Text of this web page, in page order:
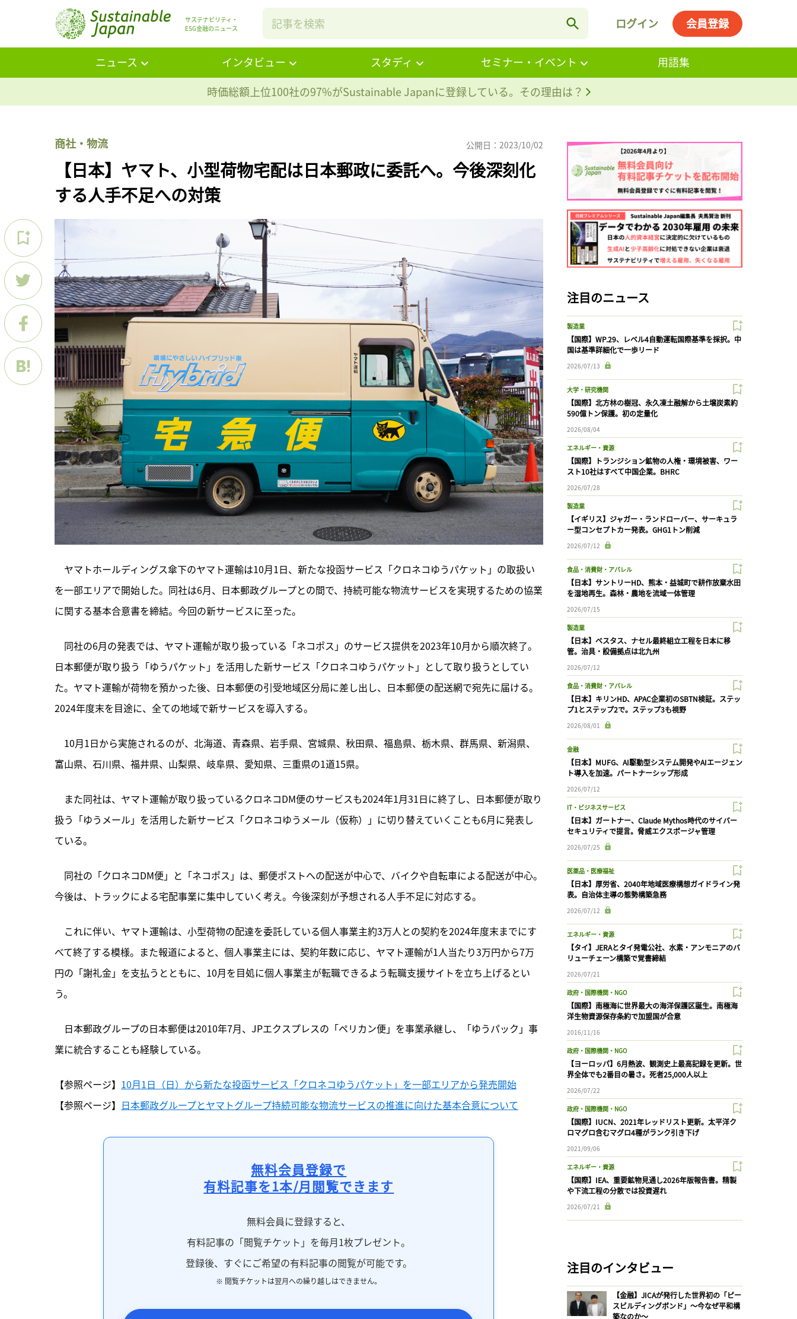
サステナビリティ・
ESG金融のニュース
ログイン 会員登録
ニュース インタビュー スタディ セミナー・イベント
用語集
時価総額上位100社の97%がSustainable Japanに登録している。その理由は？
商社・物流 公開日：2023/10/02
【日本】ヤマト、小型荷物宅配は日本郵政に委託へ。今後深刻化
する人手不足への対策
ヤマトホールディングス傘下のヤマト運輸は10月1日、新たな投函サービス「クロネコゆうパケット」の取扱い
を一部エリアで開始した。同社は6月、日本郵政グループとの間で、持続可能な物流サービスを実現するための協業
に関する基本合意書を締結。今回の新サービスに至った。
同社の6月の発表では、ヤマト運輸が取り扱っている「ネコポス」のサービス提供を2023年10月から順次終了。
日本郵便が取り扱う「ゆうパケット」を活用した新サービス「クロネコゆうパケット」として取り扱うとしてい
た。ヤマト運輸が荷物を預かった後、日本郵便の引受地域区分局に差し出し、日本郵便の配送網で宛先に届ける。
2024年度末を目途に、全ての地域で新サービスを導入する。
10月1日から実施されるのが、北海道、青森県、岩手県、宮城県、秋田県、福島県、栃木県、群馬県、新潟県、
富山県、石川県、福井県、山梨県、岐阜県、愛知県、三重県の1道15県。
また同社は、ヤマト運輸が取り扱っているクロネコDM便のサービスも2024年1月31日に終了し、日本郵便が取り
扱う「ゆうメール」を活用した新サービス「クロネコゆうメール（仮称）」に切り替えていくことも6月に発表し
ている。
同社の「クロネコDM便」と「ネコポス」は、郵便ポストへの配送が中心で、バイクや自転車による配送が中心。
今後は、トラックによる宅配事業に集中していく考え。今後深刻が予想される人手不足に対応する。
これに伴い、ヤマト運輸は、小型荷物の配達を委託している個人事業主約3万人との契約を2024年度末までにす
べて終了する模様。また報道によると、個人事業主には、契約年数に応じ、ヤマト運輸が1人当たり3万円から7万
円の「謝礼金」を支払うとともに、10月を目処に個人事業主が転職できるよう転職支援サイトを立ち上げるとい
う。
日本郵政グループの日本郵便は2010年7月、JPエクスプレスの「ペリカン便」を事業承継し、「ゆうパック」事
業に統合することも経験している。
【参照ページ】 10月1日（日）から新たな投函サービス「クロネコゆうパケット」を一部エリアから発売開始
【参照ページ】 日本郵政グループとヤマトグループ持続可能な物流サービスの推進に向けた基本合意について
無料会員登録で
有料記事を1本/月閲覧できます
無料会員に登録すると、
有料記事の「閲覧チケット」を毎月1枚プレゼント。
登録後、すぐにご希望の有料記事の閲覧が可能です。
※ 閲覧チケットは翌月への繰り越しはできません。
注目のニュース
製造業
【国際】WP.29、レベル4自動運転国際基準を採択。中
国は基準詳細化で一歩リード
2026/07/13
大学・研究機関
【国際】北方林の樹冠、永久凍土融解から土壌炭素約
590億トン保護。初の定量化
2026/08/04
エネルギー・資源
【国際】トランジション鉱物の人権・環境被害、ワー
スト10社はすべて中国企業。BHRC
2026/07/28
製造業
【イギリス】ジャガー・ランドローバー、サーキュラ
ー型コンセプトカー発表。GHG1トン削減
2026/07/12
食品・消費財・アパレル
【日本】サントリーHD、熊本・益城町で耕作放棄水田
を湿地再生。森林・農地を流域一体管理
2026/07/15
製造業
【日本】ベスタス、ナセル最終組立工程を日本に移
管。治具・設備拠点は北九州
2026/07/12
食品・消費財・アパレル
【日本】キリンHD、APAC企業初のSBTN検証。ステッ
プ1とステップ2で。ステップ3も視野
2026/08/01
金融
【日本】MUFG、AI駆動型システム開発やAIエージェン
ト導入を加速。パートナーシップ形成
2026/07/12
IT・ビジネスサービス
【日本】ガートナー、Claude Mythos時代のサイバー
セキュリティで提言。脅威エクスポージャ管理
2026/07/25
医薬品・医療福祉
【日本】厚労省、2040年地域医療構想ガイドライン発
表。自治体主導の態勢構築急務
2026/07/12
エネルギー・資源
【タイ】JERAとタイ発電公社、水素・アンモニアのバ
リューチェーン構築で覚書締結
2026/07/21
政府・国際機関・NGO
【国際】南極海に世界最大の海洋保護区誕生。南極海
洋生物資源保存条約で加盟国が合意
2016/11/16
政府・国際機関・NGO
【ヨーロッパ】6月熱波、観測史上最高記録を更新。世
界全体でも2番目の暑さ。死者25,000人以上
2026/07/22
政府・国際機関・NGO
【国際】IUCN、2021年レッドリスト更新。太平洋ク
ロマグロ含むマグロ4種がランク引き下げ
2021/09/06
エネルギー・資源
【国際】IEA、重要鉱物見通し2026年版報告書。精製
や下流工程の分散では投資遅れ
2026/07/21
注目のインタビュー
【金融】JICAが発行した世界初の「ピー
スビルディングボンド」〜今なぜ平和構
築なのか〜